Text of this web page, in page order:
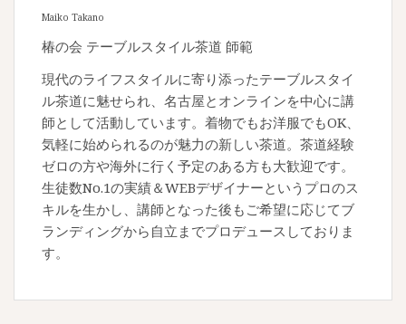
Maiko Takano
椿の会 テーブルスタイル茶道 師範
現代のライフスタイルに寄り添ったテーブルスタイ
ル茶道に魅せられ、名古屋とオンラインを中心に講
師として活動しています。着物でもお洋服でもOK、
気軽に始められるのが魅力の新しい茶道。茶道経験
ゼロの方や海外に行く予定のある方も大歓迎です。
生徒数No.1の実績＆WEBデザイナーというプロのス
キルを生かし、講師となった後もご希望に応じてブ
ランディングから自立までプロデュースしておりま
す。